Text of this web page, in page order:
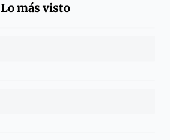
Lo más visto